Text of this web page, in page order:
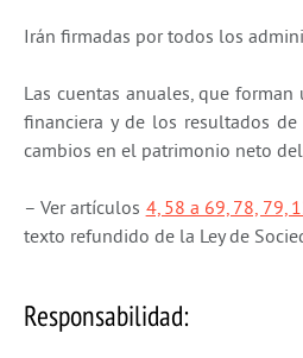
Irán firmadas por todos los
Las cuentas anuales, que
financiera y de los resultados
cambios en el patrimonio neto
– Ver artículos 4, 58 a 69, 78, 79,
texto refundido de la Ley de
Responsabilidad: